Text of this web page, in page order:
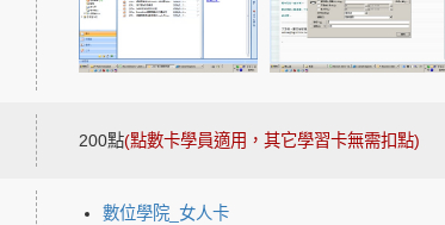
200點(點數卡學員適用，其它學習卡無需扣點)
數位學院_女人卡